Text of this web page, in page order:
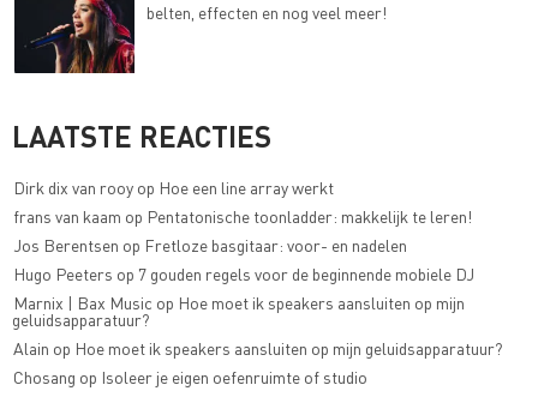
belten, effecten en nog veel meer!
LAATSTE REACTIES
Dirk dix van rooy op Hoe een line array werkt
frans van kaam op Pentatonische toonladder: makkelijk te leren!
Jos Berentsen op Fretloze basgitaar: voor- en nadelen
Hugo Peeters op 7 gouden regels voor de beginnende mobiele DJ
Marnix | Bax Music op Hoe moet ik speakers aansluiten op mijn
geluidsapparatuur?
Alain op Hoe moet ik speakers aansluiten op mijn geluidsapparatuur?
Chosang op Isoleer je eigen oefenruimte of studio